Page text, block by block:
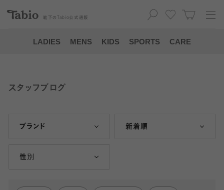
靴下の Tabio 公式通販
LADIES MENS KIDS SPORTS CARE
スタッフブログ
ブランド 新着順
性別